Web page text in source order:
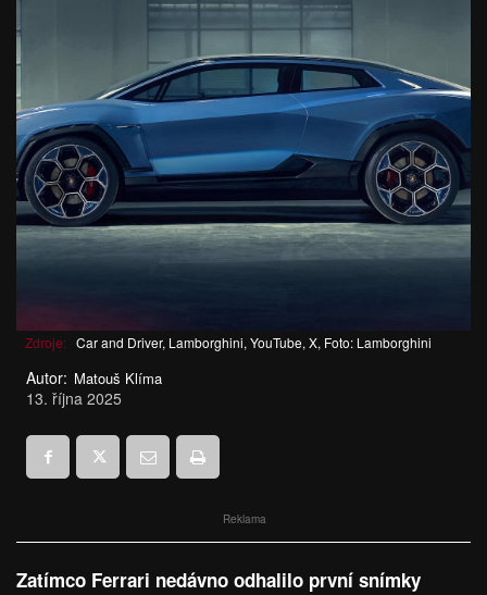
Zdroje: Car and Driver, Lamborghini, YouTube, X, Foto: Lamborghini
Autor: Matouš Klíma
13. října 2025
Reklama
Zatímco Ferrari nedávno odhalilo první snímky